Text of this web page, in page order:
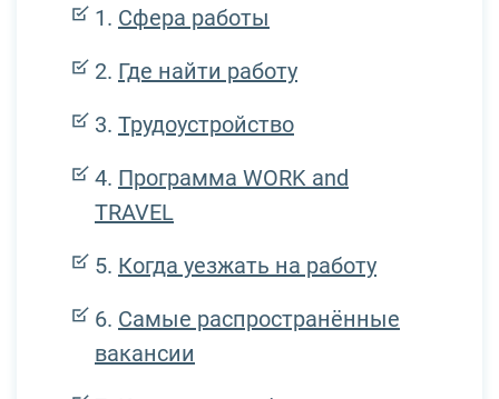
Сфера работы
Где найти работу
Трудоустройство
Программа WORK and
TRAVEL
Когда уезжать на работу
Самые распространённые
вакансии